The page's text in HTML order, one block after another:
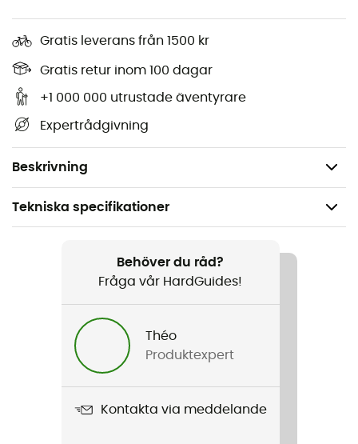
Gratis leverans från 1500 kr
Gratis retur inom 100 dagar
+1 000 000 utrustade äventyrare
Expertrådgivning
Beskrivning
Justerbara vadderade axelremmar och vadderad
ryggpanel
Vadderat fack för bärbar dator upp till 16 tum
Sidoficka för vattenflaska
Vattenavvisande tyg
100 % polyester
Tekniska specifikationer
Resa / Den dagliga / Cykel
Produktnamn
Behöver du råd?
Fråga vår HardGuides!
Théo
Produktexpert
Kontakta via meddelande